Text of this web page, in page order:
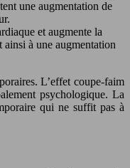
une augmentation de
et augmente la
à une augmentation
L’effet coupe-faim
psychologique. La
qui ne suffit pas à